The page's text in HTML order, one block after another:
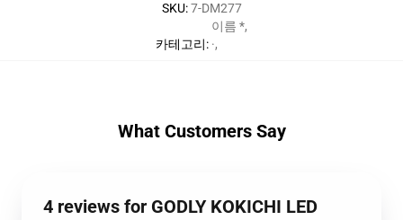
SKU:7-DM277
카테고리:
이름 *,
·,
What Customers Say
4 reviews for GODLY KOKICHI LED